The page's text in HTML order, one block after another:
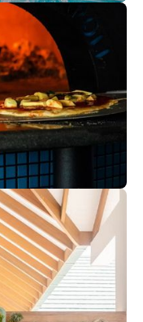
коктейлей и
и страсти,
печи,
пропустите